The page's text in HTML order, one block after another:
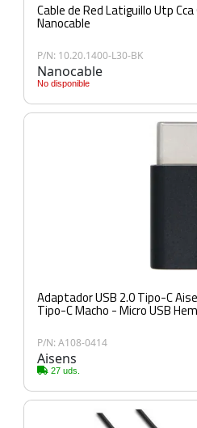
Cable de Red Latiguillo Utp
Nanocable
P/N: 10.20.1400-L30-BK
Nanocable
No disponible
Adaptador USB 2.0 Tipo-C
Tipo-C Macho - Micro USB
P/N: A108-0414
Aisens
27 uds.